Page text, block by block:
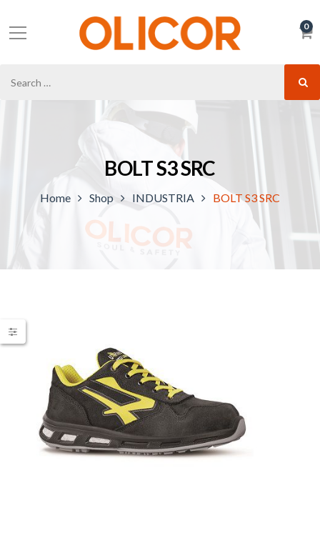
0
BOLT S3 SRC
Home Shop INDUSTRIA BOLT S3 SRC